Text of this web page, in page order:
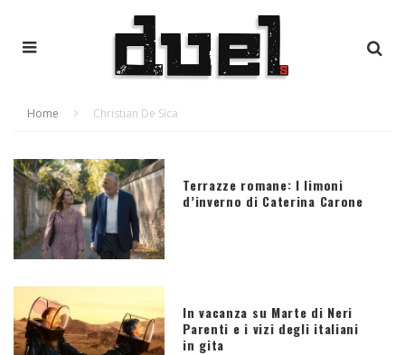
Home Christian De Sica
Terrazze romane: I limoni
d’inverno di Caterina Carone
In vacanza su Marte di Neri
Parenti e i vizi degli italiani
in gita